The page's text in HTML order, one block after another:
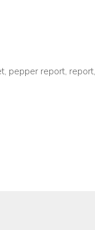
pepper report report